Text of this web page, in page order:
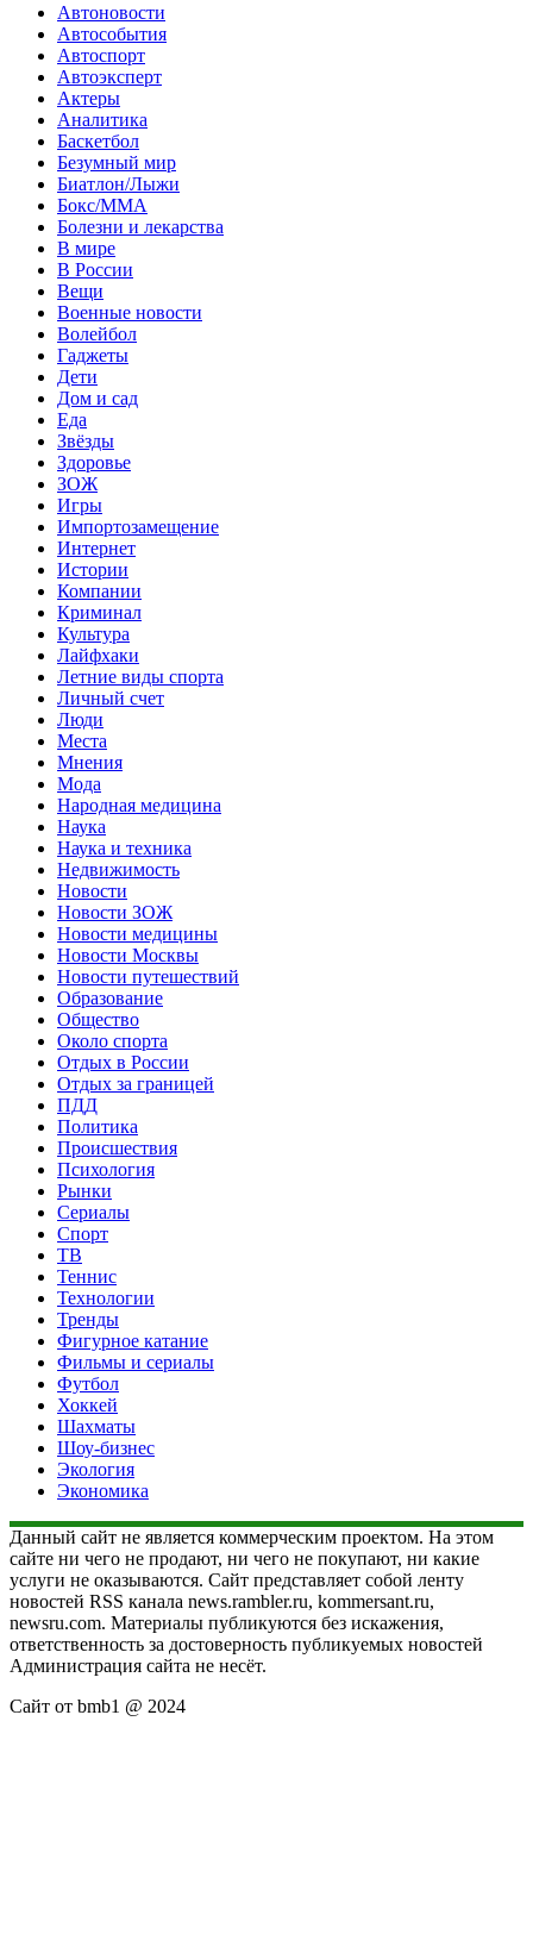
Автоновости
Автособытия
Автоспорт
Автоэксперт
Актеры
Аналитика
Баскетбол
Безумный мир
Биатлон/Лыжи
Бокс/MMA
Болезни и лекарства
В мире
В России
Вещи
Военные новости
Волейбол
Гаджеты
Дети
Дом и сад
Еда
Звёзды
Здоровье
ЗОЖ
Игры
Импортозамещение
Интернет
Истории
Компании
Криминал
Культура
Лайфхаки
Летние виды спорта
Личный счет
Люди
Места
Мнения
Мода
Народная медицина
Наука
Наука и техника
Недвижимость
Новости
Новости ЗОЖ
Новости медицины
Новости Москвы
Новости путешествий
Образование
Общество
Около спорта
Отдых в России
Отдых за границей
ПДД
Политика
Происшествия
Психология
Рынки
Сериалы
Спорт
ТВ
Теннис
Технологии
Тренды
Фигурное катание
Фильмы и сериалы
Футбол
Хоккей
Шахматы
Шоу-бизнес
Экология
Экономика
Данный сайт не является коммерческим проектом. На этом
сайте ни чего не продают, ни чего не покупают, ни какие
услуги не оказываются. Сайт представляет собой ленту
новостей RSS канала news.rambler.ru, kommersant.ru,
newsru.com. Материалы публикуются без искажения,
ответственность за достоверность публикуемых новостей
Администрация сайта не несёт.
Сайт от bmb1 @ 2024